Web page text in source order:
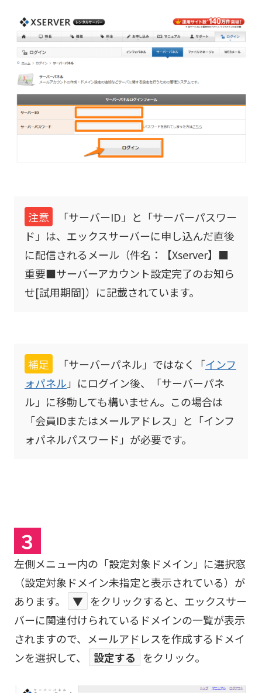
注意
「サーバーID」と「サーバーパスワー
ド」は、エックスサーバーに申し込んだ直後
に配信されるメール（件名：【Xserver】■
重要■サーバーアカウント設定完了のお知ら
せ[試用期間]）に記載されています。
補足 「サーバーパネル」ではなく「インフ
ォパネル 」にログイン後、「サーバーパネ
ル」に移動しても構いません。この場合は
「会員IDまたはメールアドレス」と「インフ
ォパネルパスワード」が必要です。
３
左側メニュー内の「設定対象ドメイン」に選択窓
（設定対象ドメイン未指定と表示されている）が
あります。
▼ をクリックすると、エックスサー
バーに関連付けられているドメインの一覧が表示
されますので、メールアドレスを作成するドメイ
ンを選択して、
設定する をクリック。